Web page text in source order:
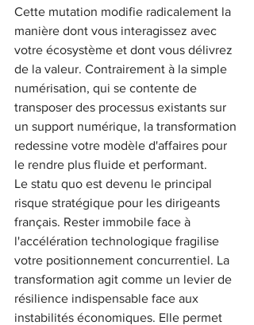
Cette mutation modifie radicalement la
manière dont vous interagissez avec
votre écosystème et dont vous délivrez
de la valeur. Contrairement à la simple
numérisation, qui se contente de
transposer des processus existants sur
un support numérique, la transformation
redessine votre modèle d'affaires pour
le rendre plus fluide et performant.
Le statu quo est devenu le principal
risque stratégique pour les dirigeants
français. Rester immobile face à
l'accélération technologique fragilise
votre positionnement concurrentiel. La
transformation agit comme un levier de
résilience indispensable face aux
instabilités économiques. Elle permet